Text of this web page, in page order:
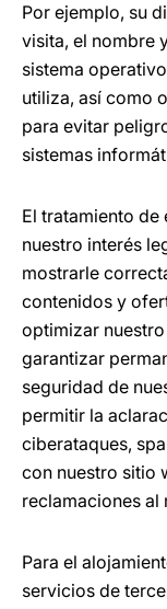
Por ejemplo, su
visita, el nombre
sistema
utiliza, así como
para evitar
sistemas
El tratamiento de
nuestro interés
mostrarle
contenidos y
optimizar
garantizar
seguridad de
permitir la
ciberataques,
con nuestro sitio
reclamaciones al
Para el
servicios de